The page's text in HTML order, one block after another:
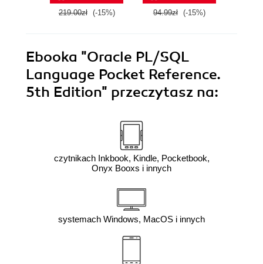
219.00zł (-15%) 94.99zł (-15%)
Ebooka "Oracle PL/SQL
Language Pocket Reference.
5th Edition" przeczytasz na:
czytnikach Inkbook, Kindle, Pocketbook,
Onyx Booxs i innych
systemach Windows, MacOS i innych